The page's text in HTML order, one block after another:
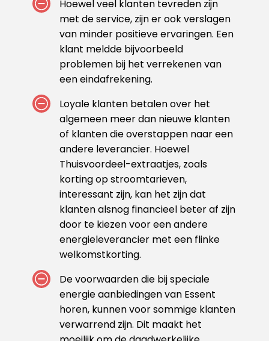
Hoewel veel klanten tevreden zijn
met de service, zijn er ook verslagen
van minder positieve ervaringen. Een
klant meldde bijvoorbeeld
problemen bij het verrekenen van
een eindafrekening.
Loyale klanten betalen over het
algemeen meer dan nieuwe klanten
of klanten die overstappen naar een
andere leverancier. Hoewel
Thuisvoordeel-extraatjes, zoals
korting op stroomtarieven,
interessant zijn, kan het zijn dat
klanten alsnog financieel beter af zijn
door te kiezen voor een andere
energieleverancier met een flinke
welkomstkorting.
De voorwaarden die bij speciale
energie aanbiedingen van Essent
horen, kunnen voor sommige klanten
verwarrend zijn. Dit maakt het